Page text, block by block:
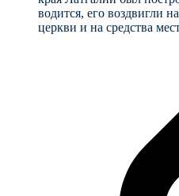
водится, его воздвигли
церкви и на средства